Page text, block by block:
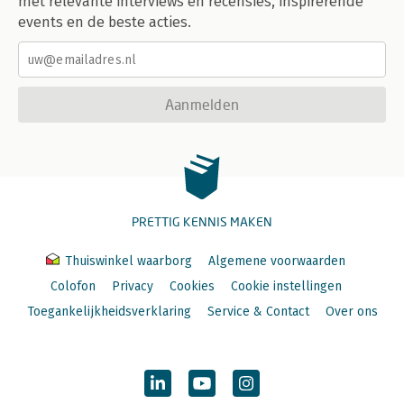
events en de beste acties.
Aanmelden
PRETTIG KENNIS MAKEN
Thuiswinkel waarborg
Algemene voorwaarden
Colofon
Privacy Cookies
Cookie instellingen
Toegankelijkheidsverklaring
Service & Contact Over ons